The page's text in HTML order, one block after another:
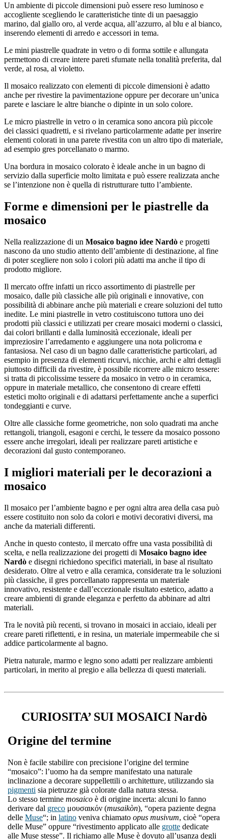
Un ambiente di piccole dimensioni può essere reso luminoso e
accogliente scegliendo le caratteristiche tinte di un paesaggio
marino, dal giallo oro, al verde acqua, all’azzurro, al blu e al bianco,
inserendo elementi di arredo e accessori in tema.
Le mini piastrelle quadrate in vetro o di forma sottile e allungata
permettono di creare intere pareti sfumate nella tonalità preferita, dal
verde, al rosa, al violetto.
Il mosaico realizzato con elementi di piccole dimensioni è adatto
anche per rivestire la pavimentazione oppure per decorare un’unica
parete e lasciare le altre bianche o dipinte in un solo colore.
Le micro piastrelle in vetro o in ceramica sono ancora più piccole
dei classici quadretti, e si rivelano particolarmente adatte per inserire
elementi colorati in una parete rivestita con un altro tipo di materiale,
ad esempio gres porcellanato o marmo.
Una bordura in mosaico colorato è ideale anche in un bagno di
servizio dalla superficie molto limitata e può essere realizzata anche
se l’intenzione non è quella di ristrutturare tutto l’ambiente.
Forme e dimensioni per le piastrelle da
mosaico
Nella realizzazione di un Mosaico bagno idee Nardò e progetti
nascono da uno studio attento dell’ambiente di destinazione, al fine
di poter scegliere non solo i colori più adatti ma anche il tipo di
prodotto migliore.
Il mercato offre infatti un ricco assortimento di piastrelle per
mosaico, dalle più classiche alle più originali e innovative, con
possibilità di abbinare anche più materiali e creare soluzioni del tutto
inedite. Le mini piastrelle in vetro costituiscono tuttora uno dei
prodotti più classici e utilizzati per creare mosaici moderni o classici,
dai colori brillanti e dalla luminosità eccezionale, ideali per
impreziosire l’arredamento e aggiungere una nota policroma e
fantasiosa. Nel caso di un bagno dalle caratteristiche particolari, ad
esempio in presenza di elementi ricurvi, nicchie, archi e altri dettagli
piuttosto difficili da rivestire, è possibile ricorrere alle micro tessere:
si tratta di piccolissime tessere da mosaico in vetro o in ceramica,
oppure in materiale metallico, che consentono di creare effetti
estetici molto originali e di adattarsi perfettamente anche a superfici
tondeggianti e curve.
Oltre alle classiche forme geometriche, non solo quadrati ma anche
rettangoli, triangoli, esagoni e cerchi, le tessere da mosaico possono
essere anche irregolari, ideali per realizzare pareti artistiche e
decorazioni dal gusto contemporaneo.
I migliori materiali per le decorazioni a
mosaico
Il mosaico per l’ambiente bagno e per ogni altra area della casa può
essere costituito non solo da colori e motivi decorativi diversi, ma
anche da materiali differenti.
Anche in questo contesto, il mercato offre una vasta possibilità di
scelta, e nella realizzazione dei progetti di Mosaico bagno idee
Nardò e disegni richiedono specifici materiali, in base al risultato
desiderato. Oltre al vetro e alla ceramica, considerate tra le soluzioni
più classiche, il gres porcellanato rappresenta un materiale
innovativo, resistente e dall’eccezionale risultato estetico, adatto a
creare ambienti di grande eleganza e perfetto da abbinare ad altri
materiali.
Tra le novità più recenti, si trovano in mosaici in acciaio, ideali per
creare pareti riflettenti, e in resina, un materiale impermeabile che si
addice particolarmente al bagno.
Pietra naturale, marmo e legno sono adatti per realizzare ambienti
particolari, in merito al pregio e alla bellezza di questi materiali.
CURIOSITA’ SUI MOSAICI Nardò
Origine del termine
Non è facile stabilire con precisione l’origine del termine
“mosaico”: l’uomo ha da sempre manifestato una naturale
inclinazione a decorare suppellettili o architetture, utilizzando sia
pigmenti sia pietruzze già colorate dalla natura stessa.
Lo stesso termine mosaico è di origine incerta: alcuni lo fanno
derivare dal greco μουσαικόν (musaikòn), “opera paziente degna
delle Muse“; in latino veniva chiamato opus musivum, cioè “opera
delle Muse” oppure “rivestimento applicato alle grotte dedicate
alle Muse stesse”. Il richiamo alle Muse è dovuto all’usanza degli